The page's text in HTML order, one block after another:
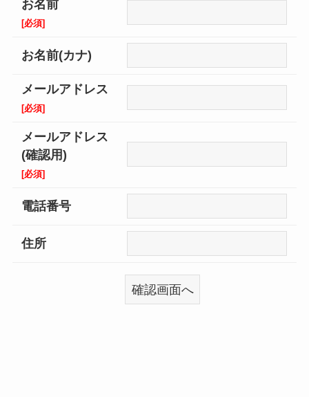
お名前
[必須]
お名前(カナ)
メールアドレス
[必須]
メールアドレス
(確認用)
[必須]
電話番号
住所